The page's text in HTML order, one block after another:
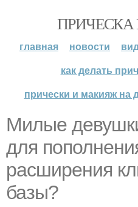
главная новости
как делать
прически и макияж на
Милые
для
расширения
базы?